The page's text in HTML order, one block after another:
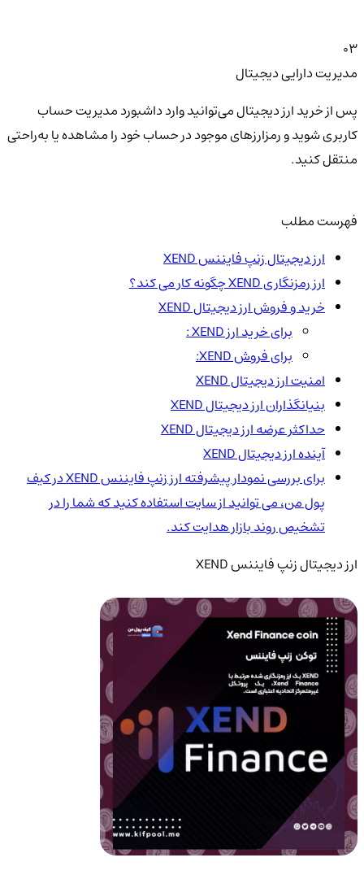
03
مدیریت دارایی دیجیتال
پس از خرید ارز دیجیتال می‌توانید وارد داشبورد مدیریت حساب
کاربری شوید و رمزارزهای موجود در حساب خود را مشاهده یا به‌راحتی
منتقل کنید.
فهرست مطلب
ارز دیجیتال زنپ فایننس XEND
ارز رمزنگاری XEND چگونه کار می کند؟
خرید و فروش ارز دیجیتال XEND
برای خرید ارز XEND :
برای فروش XEND:
امنیت ارز دیجیتال XEND
بنیانگذاران ارز دیجیتال XEND
حداکثر عرضه ارز دیجیتال XEND
آینده ارز دیجیتال XEND
برای بررسی نمودار پیشرفته ارز زنپ فایننس XEND در کیف
پول من، می توانید از سایت استفاده کنید که شما را در
تشخیص روند بازار هدایت کند.
ارز دیجیتال زنپ فایننس XEND